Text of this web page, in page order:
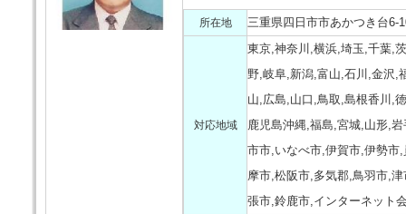
所在地 三重県四日市市あかつき台6-
対応地域
東京,神奈川,横浜,埼玉,千葉,
野,岐阜,新潟,富山,石川,金沢,
山,広島,山口,鳥取,島根香川,
鹿児島沖縄,福島,宮城,山形,
市市,いなべ市,伊賀市,伊勢市
摩市,松阪市,多気郡,鳥羽市,
張市,鈴鹿市,インターネット